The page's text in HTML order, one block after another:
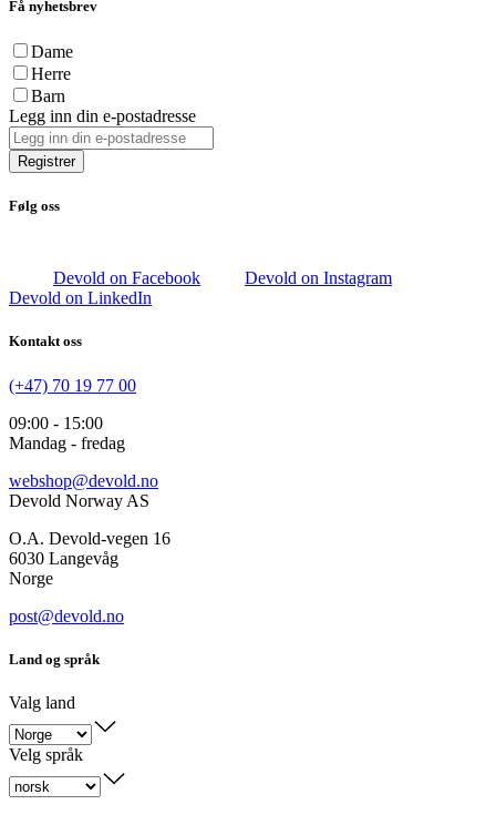
Få nyhetsbrev
Dame
Herre
Barn
Legg inn din e-postadresse
Registrer
Følg oss
Devold on Facebook
Devold on Instagram
Devold on LinkedIn
Kontakt oss
(+47) 70 19 77 00
09:00 - 15:00
Mandag - fredag
webshop@devold.no
Devold Norway AS
O.A. Devold-vegen 16
6030 Langevåg
Norge
post@devold.no
Land og språk
Valg land
Velg språk